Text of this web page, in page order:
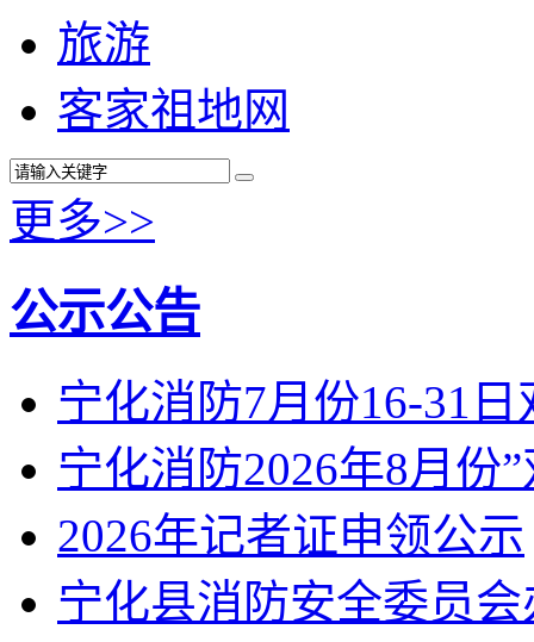
旅游
客家祖地网
更多>>
公示公告
宁化消防7月份16-31
宁化消防2026年8月份
2026年记者证申领公示
宁化县消防安全委员